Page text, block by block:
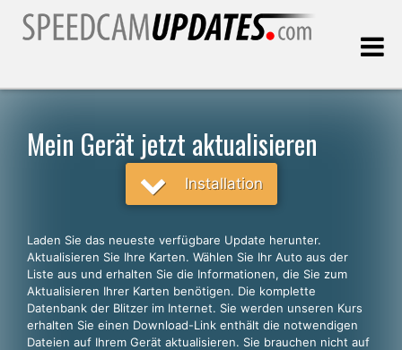
Deutsch
English
Español
Mein Gerät jetzt aktualisieren
Installation
Laden Sie das neueste verfügbare Update herunter.
Aktualisieren Sie Ihre Karten. Wählen Sie Ihr Auto aus der
Liste aus und erhalten Sie die Informationen, die Sie zum
Aktualisieren Ihrer Karten benötigen. Die komplette
Datenbank der Blitzer im Internet. Sie werden unseren Kurs
erhalten Sie einen Download-Link enthält die notwendigen
Dateien auf Ihrem Gerät aktualisieren. Sie brauchen nicht auf